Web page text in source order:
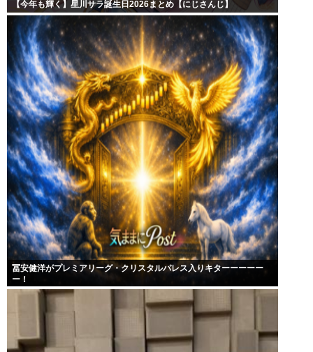
【今年も輝く】星川サラ誕生日2026まとめ【にじさんじ】
冨安健洋がプレミアリーグ・クリスタルパレス入りキターーーーー
ー！